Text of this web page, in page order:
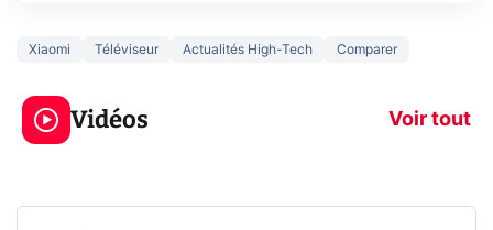
Xiaomi Téléviseur Actualités High-Tech Comparer
Vidéos Voir tout
3 écrans en 1 pour
319€ ? Voici L'AOC
CQ32G4ZA !
5
prochaine